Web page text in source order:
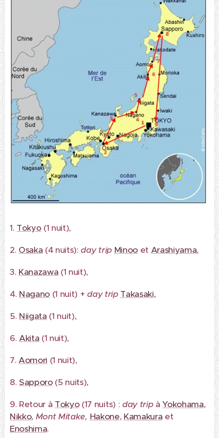
1. Tokyo (1 nuit),
2. Osaka (4 nuits):day trip Minooet Arashiyama,
3. Kanazawa (1 nuit),
4. Nagano (1 nuit) +day trip Takasaki,
5. Niigata (1 nuit),
6.Akita (1 nuit),
7.Aomori (1 nuit),
8.Sapporo(5 nuits),
9. Retour à Tokyo(17 nuits) : day tripàYokohama,
Nikko, Mont Mitake, Hakone, Kamakura et
Enoshima.